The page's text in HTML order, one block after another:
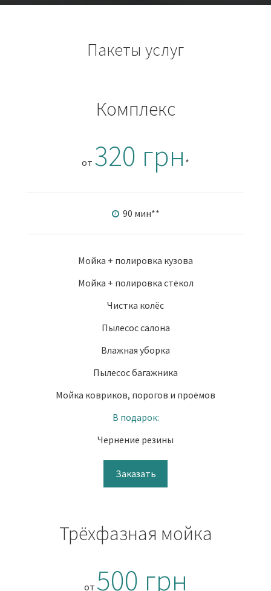
Пакеты услуг
Комплекс
от 320 грн *
90 мин**
Мойка + полировка кузова
Мойка + полировка стёкол
Чистка колёс
Пылесос салона
Влажная уборка
Пылесос багажника
Мойка ковриков, порогов и проёмов
В подарок:
Чернение резины
Заказать
Трёхфазная мойка
от 500 грн